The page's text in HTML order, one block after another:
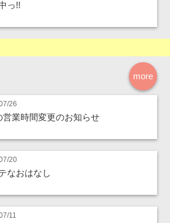
っ!!
more
26
営業時間変更のお知らせ
20
なおはなし
11